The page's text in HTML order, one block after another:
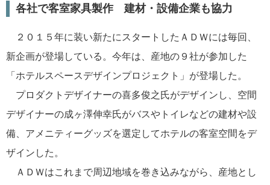
各社で客室家具製作 建材・設備企業も協力
２０１５年に装い新たにスタートしたＡＤＷには毎回、
新企画が登場している。今年は、産地の９社が参加した
「ホテルスペースデザインプロジェクト」が登場した。
プロダクトデザイナーの喜多俊之氏がデザインし、空間
デザイナーの成ヶ澤伸幸氏がバスやトイレなどの建材や設
備、アメニティーグッズを選定してホテルの客室空間をデ
ザインした。
ＡＤＷはこれまで周辺地域を巻き込みながら、産地とし